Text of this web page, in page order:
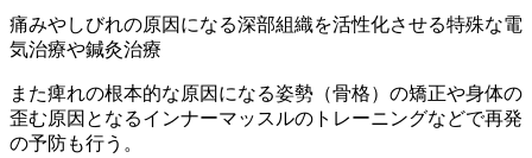
痛みやしびれの原因になる深部組織を活性化させる特殊な電
気治療や鍼灸治療
また痺れの根本的な原因になる姿勢（骨格）の矯正や身体の
歪む原因となるインナーマッスルのトレーニングなどで再発
の予防も行う。